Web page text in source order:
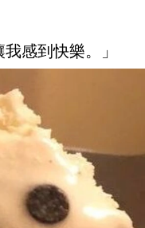
感到快樂。」